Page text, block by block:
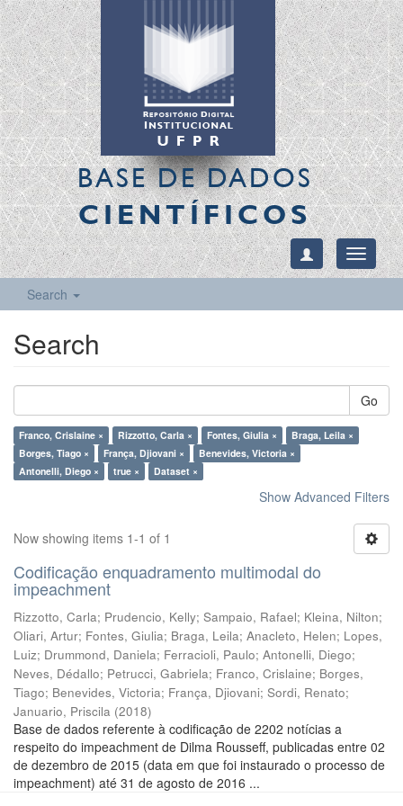
BASE DE DADOS
CIENTÍFICOS
Toggle
Search
Search
Go
Franco, Crislaine × Rizzotto, Carla × Fontes, Giulia ×
Braga, Leila ×
Borges, Tiago ×
França, Djiovani ×
Benevides, Victoria ×
Antonelli, Diego ×
true × Dataset ×
Show Advanced Filters
Now showing items 1-1 of 1
Codificação enquadramento multimodal do
impeachment
Rizzotto, Carla; Prudencio, Kelly; Sampaio, Rafael; Kleina, Nilton;
Oliari, Artur; Fontes, Giulia; Braga, Leila; Anacleto, Helen; Lopes,
Luiz; Drummond, Daniela; Ferracioli, Paulo; Antonelli, Diego;
Neves, Dédallo; Petrucci, Gabriela; Franco, Crislaine; Borges,
Tiago; Benevides, Victoria; França, Djiovani; Sordi, Renato;
Januario, Priscila (2018)
Base de dados referente à codificação de 2202 notícias a
respeito do impeachment de Dilma Rousseff, publicadas entre 02
de dezembro de 2015 (data em que foi instaurado o processo de
impeachment) até 31 de agosto de 2016 ...